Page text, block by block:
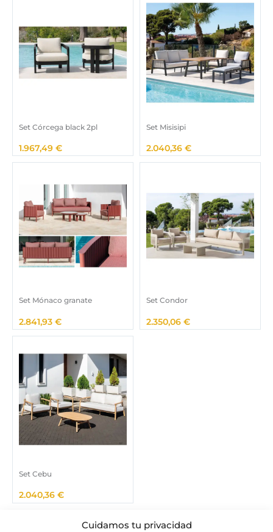
Cuidamos tu privacidad
Set Córcega black 2pl
1.967,49 €
Set Misisipi
2.040,36 €
Set Mónaco granate
2.841,93 €
Set Condor
2.350,06 €
Set Cebu
2.040,36 €